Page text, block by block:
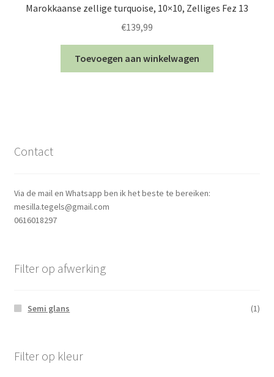
Marokkaanse zellige turquoise, 10×10, Zelliges Fez 13
€139,99
Toevoegen aan winkelwagen
Contact
Via de mail en Whatsapp ben ik het beste te bereiken:
mesilla.tegels@gmail.com
0616018297
Filter op afwerking
Semi glans (1)
Filter op kleur